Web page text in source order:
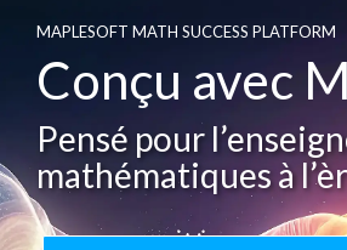
MAPLESOFT MATH SUCCESS PLATFORM
Conçu avec
Pensé pour
mathématiques à